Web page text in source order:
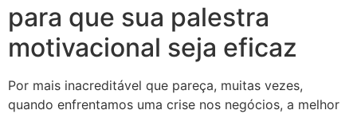
para que sua palestra
motivacional seja eficaz
Por mais inacreditável que pareça, muitas vezes,
quando enfrentamos uma crise nos negócios, a melhor